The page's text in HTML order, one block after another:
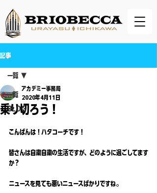
記事
一覧
BLOG
一覧
乗り切ろう！
アカデミー事務局
2020年4月11日
こんばんは！ハタコーチです！
皆さんは自粛自粛の生活ですが、どのように過ごしてます
か？
ニュースを見ても悪いニュースばかりですね。